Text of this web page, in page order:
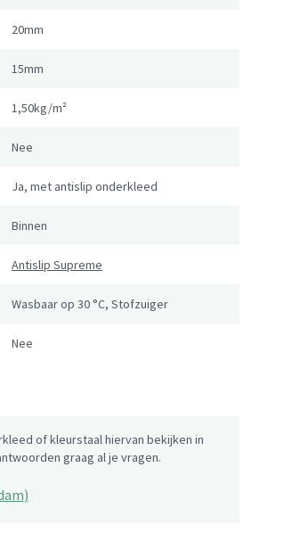
20mm
15mm
1,50kg/m²
Nee
Ja, met antislip onderkleed
Binnen
Antislip Supreme
Wasbaar op 30 °C, Stofzuiger
Nee
of kleurstaal hiervan bekijken in
graag al je vragen.